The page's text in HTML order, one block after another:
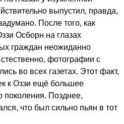
выпустил, правда,
После того, как
Осборн на глазах
граждан неожиданно
фотографии с
во всех газетах. Этот факт,
к Оззи ещё большее
поколения. Позднее,
что был сильно пьян в тот